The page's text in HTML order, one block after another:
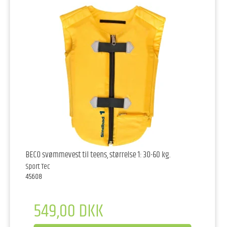
BECO svømmevest til teens, størrelse 1: 30-60 kg.
Sport Tec
45608
549,00 DKK